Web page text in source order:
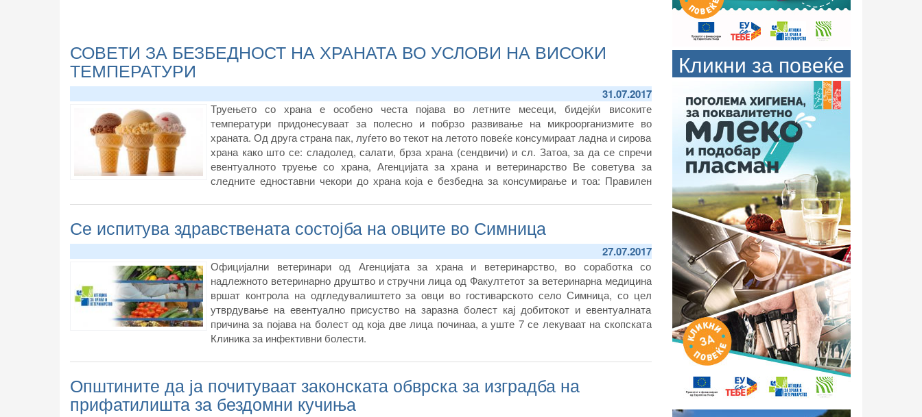
СОВЕТИ ЗА БЕЗБЕДНОСТ НА ХРАНАТА ВО УСЛОВИ НА ВИСОКИ
ТЕМПЕРАТУРИ
31.07.2017
Труењето со храна е особено честа појава во летните месеци, бидејќи високите
температури придонесуваат за полесно и побрзо развивање на микроорганизмите во
храната. Од друга страна пак, луѓето во текот на летото повеќе консумираат ладна и сирова
храна како што се: сладолед, салати, брза храна (сендвичи) и сл. Затоа, за да се спречи
евентуалното труење со храна, Агенцијата за храна и ветеринарство Ве советува за
следните едноставни чекори до храна која е безбедна за консумирање и тоа: Правилен
Се испитува здравствената состојба на овците во Симница
27.07.2017
Официјални ветеринари од Агенцијата за храна и ветеринарство, во соработка со
надлежното ветеринарно друштво и стручни лица од Факултетот за ветеринарна медицина
вршат контрола на одгледувалиштето за овци во гостиварското село Симница, со цел
утврдување на евентуално присуство на заразна болест кај добитокот и евентуалната
причина за појава на болест од која две лица починаа, а уште 7 се лекуваат на скопската
Клиника за инфективни болести.
Општините да ја почитуваат законската обврска за изградба на
прифатилишта за бездомни кучиња
Кликни за повеќе